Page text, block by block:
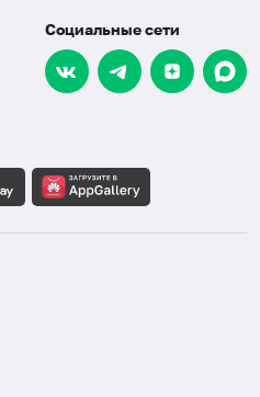
Социальные сети